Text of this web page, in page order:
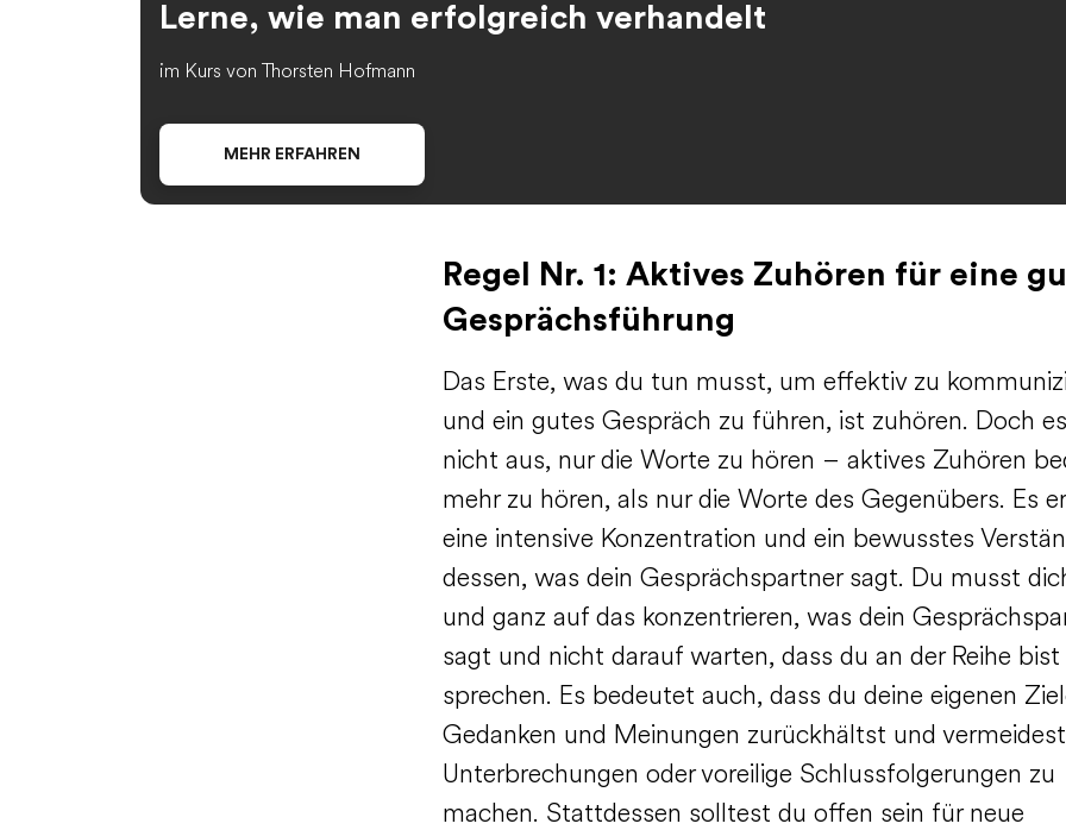
Lerne, wie man erfolgreich verhandelt
im Kurs von Thorsten Hofmann
MEHR ERFAHREN
Regel Nr. 1: Aktives Zuhören für eine
Gesprächsführung
Das Erste, was du tun musst, um effektiv zu
und ein gutes Gespräch zu führen, ist zuhören. Doch
nicht aus, nur die Worte zu hören – aktives Zuhören
mehr zu hören, als nur die Worte des Gegenübers. Es
eine intensive Konzentration und ein bewusstes
dessen, was dein Gesprächspartner sagt. Du musst
und ganz auf das konzentrieren, was dein
sagt und nicht darauf warten, dass du an der Reihe bist
sprechen. Es bedeutet auch, dass du deine eigenen
Gedanken und Meinungen zurückhältst und
Unterbrechungen oder voreilige Schlussfolgerungen zu
machen. Stattdessen solltest du offen sein für neue